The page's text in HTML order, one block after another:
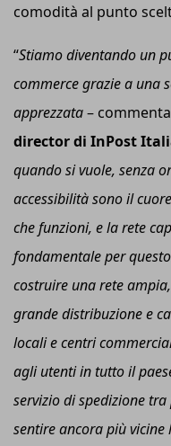
comodità al punto
“Stiamodiventando un
commerce grazie a una
apprezzata– commenta
directordi InPost
quando si vuole, senza
accessibilità sono il
che funzioni, e la rete
fondamentale per
costruire una rete
grande distribuzione e
locali e centri
agli utenti in tutto il
servizio di spedizione
sentire ancora più vicine